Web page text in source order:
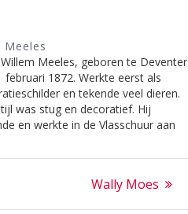
Meeles
Meeles, geboren te Deventer
februari 1872. Werkte eerst als
en tekende veel dieren.
was stug en decoratief. Hij
en werkte in de Vlasschuur aan
van Groningen. Vertrok rond
Next
Wally Moes